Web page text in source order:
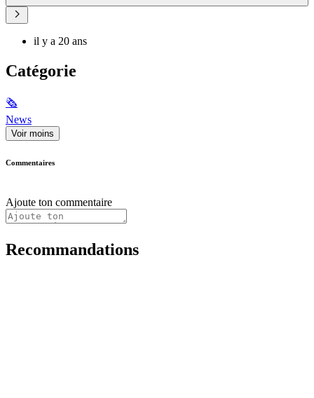
il y a 20 ans
Catégorie
🗞
News
Voir moins
Commentaires
Ajoute ton commentaire
Recommandations